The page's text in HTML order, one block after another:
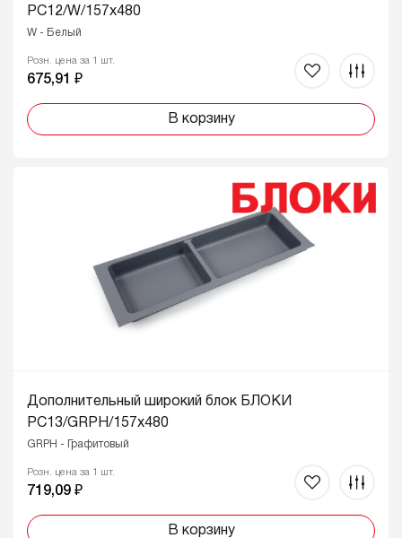
PC12/W/157x480
W - Белый
Розн. цена за 1 шт.
675,91 ₽
В корзину
Дополнительный широкий блок БЛОКИ
PC13/GRPH/157x480
GRPH - Графитовый
Розн. цена за 1 шт.
719,09 ₽
В корзину